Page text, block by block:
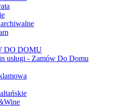
DO DOMU
usługi - Zamów Do Domu